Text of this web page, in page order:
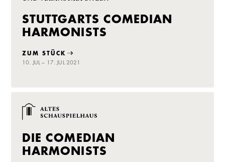
STUTTGARTS COMEDIAN
HARMONISTS
ZUM STÜCK
10. JUL – 17. JUL 2021
DIE COMEDIAN
HARMONISTS